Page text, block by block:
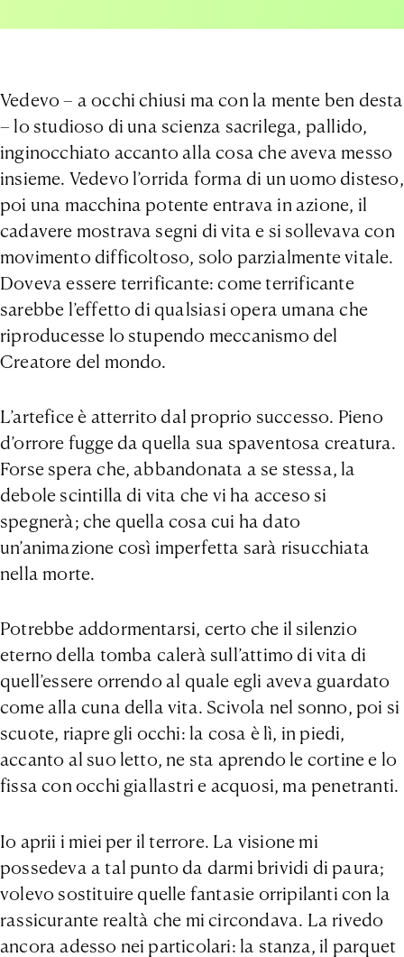
Vedevo – a occhi chiusi ma con la mente ben desta
– lo studioso di una scienza sacrilega, pallido,
inginocchiato accanto alla cosa che aveva messo
insieme. Vedevo l’orrida forma di un uomo disteso,
poi una macchina potente entrava in azione, il
cadavere mostrava segni di vita e si sollevava con
movimento difficoltoso, solo parzialmente vitale.
Doveva essere terrificante: come terrificante
sarebbe l’effetto di qualsiasi opera umana che
riproducesse lo stupendo meccanismo del
Creatore del mondo.
L’artefice è atterrito dal proprio successo. Pieno
d’orrore fugge da quella sua spaventosa creatura.
Forse spera che, abbandonata a se stessa, la
debole scintilla di vita che vi ha acceso si
spegnerà; che quella cosa cui ha dato
un’animazione così imperfetta sarà risucchiata
nella morte.
Potrebbe addormentarsi, certo che il silenzio
eterno della tomba calerà sull’attimo di vita di
quell’essere orrendo al quale egli aveva guardato
come alla cuna della vita. Scivola nel sonno, poi si
scuote, riapre gli occhi: la cosa è lì, in piedi,
accanto al suo letto, ne sta aprendo le cortine e lo
fissa con occhi giallastri e acquosi, ma penetranti.
Io aprii i miei per il terrore. La visione mi
possedeva a tal punto da darmi brividi di paura;
volevo sostituire quelle fantasie orripilanti con la
rassicurante realtà che mi circondava. La rivedo
ancora adesso nei particolari: la stanza, il parquet